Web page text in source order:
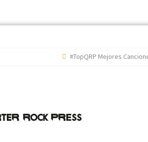
#TopQRP Mejores Canciones 2022